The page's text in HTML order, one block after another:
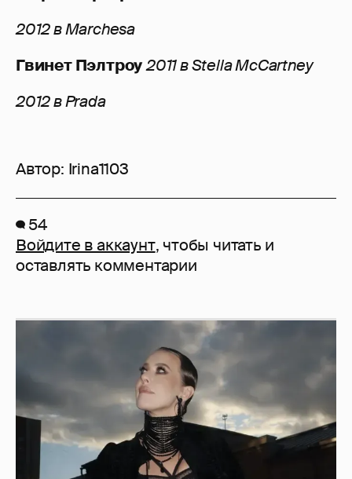
2012 в Marchesa
Гвинет Пэлтроу2011 в Stella McCartney
2012 в Prada
Автор: Irina1103
54
Войдите в аккаунт, чтобы читать и
оставлять комментарии